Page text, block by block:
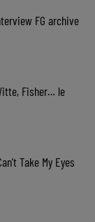
FG archive
Fisher… le
Take My Eyes